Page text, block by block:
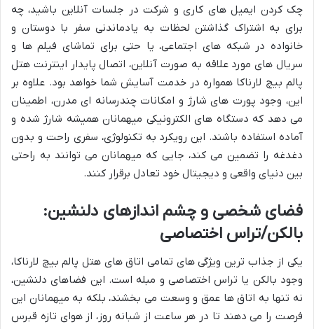
چک کردن ایمیل های کاری و شرکت در جلسات آنلاین باشید، چه
برای به اشتراک گذاشتن لحظات به یادماندنی سفر با دوستان و
خانواده در شبکه های اجتماعی، یا حتی برای تماشای فیلم ها و
سریال های مورد علاقه به صورت آنلاین، اتصال پایدار اینترنت هتل
پالم بیچ لارناکا همواره در خدمت آسایش شما خواهد بود. علاوه بر
این، وجود پورت های شارژ و امکانات چندرسانه ای مدرن، اطمینان
می دهد که دستگاه های الکترونیکی میهمانان همیشه شارژ شده و
آماده استفاده باشند. این رویکرد به تکنولوژی، سفری راحت و بدون
دغدغه را تضمین می کند، جایی که میهمانان می توانند به راحتی
بین دنیای واقعی و دیجیتال خود تعادل برقرار کنند.
فضای شخصی و چشم اندازهای دلنشین:
بالکن/تراس اختصاصی
یکی از جذاب ترین ویژگی های تمامی اتاق های هتل پالم بیچ لارناکا،
وجود بالکن یا تراس اختصاصی و مبله است. این فضاهای دلنشین،
نه تنها به اتاق ها عمق و وسعت می بخشند، بلکه به میهمانان این
فرصت را می دهند تا در هر ساعت از شبانه روز، از هوای تازه قبرس